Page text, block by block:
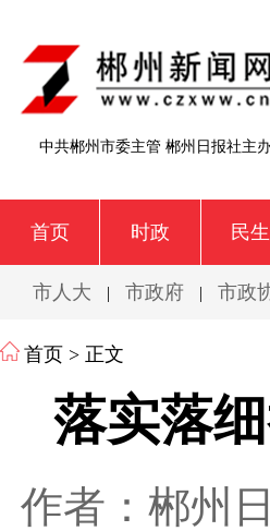
中共郴州市委主管 郴州日报社主
首页 时政 民生
市人大 | 市政府 | 市政
首页 > 正文
落实落
作者：郴州